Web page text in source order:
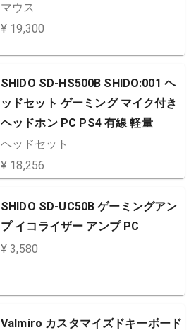
マウス
¥ 19,300
SHIDO SD-HS500B SHIDO:001 ヘ
ッドセット ゲーミング マイク付き
ヘッドホン PC PS4 有線 軽量
ヘッドセット
¥ 18,256
SHIDO SD-UC50B ゲーミングアン
プ イコライザー アンプ PC
¥ 3,580
Valmiro カスタマイズドキーボード